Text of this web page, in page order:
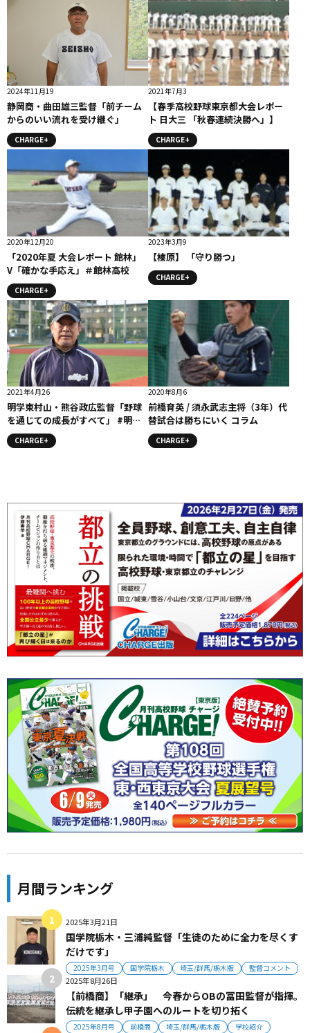
2024年11月19
静岡商・曲田雄三監督「前チーム
からのいい流れを受け継ぐ」
CHARGE+
2021年7月3
【春季高校野球東京都大会レポー
ト 日大三 「秋春連続決勝へ」】
CHARGE+
2020年12月20
「2020年夏 大会レポート 館林」
V「確かな手応え」＃館林高校
CHARGE+
2023年3月9
【榛原】 「守り勝つ」
CHARGE+
2021年4月26
明学東村山・熊谷政広監督「野球
を通じての成長がすべて」 #明学
東村山
CHARGE+
2020年8月6
前橋育英 / 須永武志主将（3年）代
替試合は勝ちにいく コラム
CHARGE+
月間ランキング
2025年3月21日
国学院栃木・三浦純監督「生徒のために全力を尽くす
だけです」
2025年3月号 国学院栃木 埼玉/群馬/栃木版 監督コメント
2025年8月26日
【前橋商】「継承」 今春からOBの冨田監督が指揮。
伝統を継承し甲子園へのルートを切り拓く
2025年8月号 前橋商 埼玉/群馬/栃木版 学校紹介